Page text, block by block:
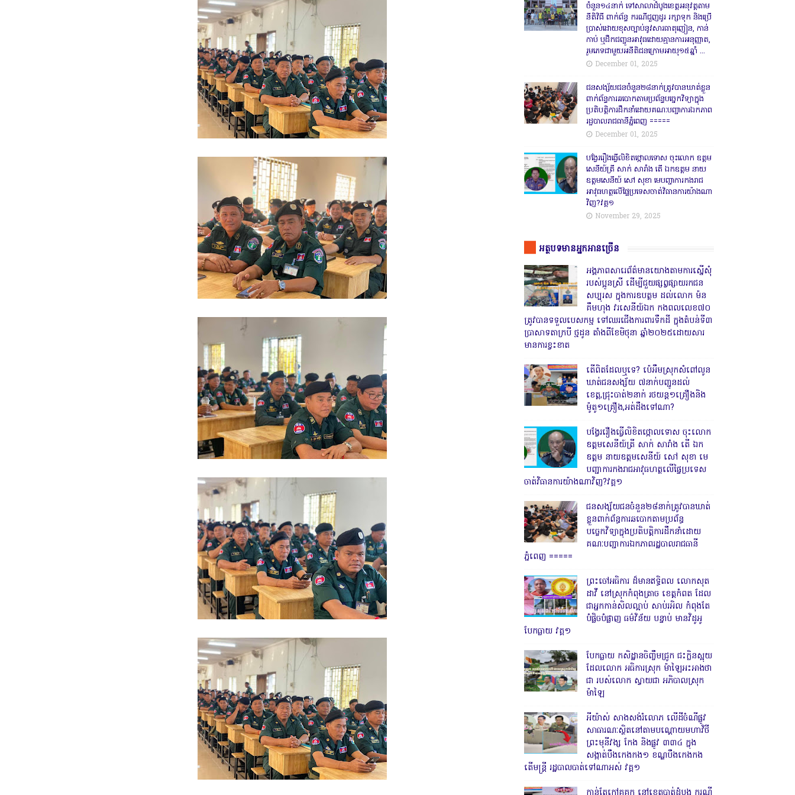
ចំនួន១៤នាក់ ទៅសាលាដំបូងខេត្តឣនុវត្តតាម
នីតិវិធី ពាក់ព័ន្ធ ករណីជួញដូរ រក្សាទុក និងប្រើ
ប្រាស់ដោយខុសច្បាប់នូវសារធាតុញៀន, កាន់
កាប់ ឬដឹកជញ្ជូនអាវុធដោយគ្មានការអនុញ្ញាត,
រួមភេទជាមួយអនីតិជនក្រោមអាយុ១៥ឆ្នាំ ...
December 01, 2025
ជនសង្ស័យជនចំនួន២៨នាក់ត្រូវបានឃាត់ខ្លួន
ពាក់ព័ន្ធការឆបោកតាមប្រព័ន្ធបច្ចេកវិទ្យាក្នុង
ប្រតិបត្តិការដឹកនាំដោយគណៈបញ្ជាការឯកភាព
រដ្ឋបាលរាជធានីភ្នំពេញ ‎=====
December 01, 2025
បង្វែររឿងធ្វើលិខិតថ្កោលទោស ចុះលោក ឧត្តម
សេនីយ៍ត្រី សាក់ សារាំង តើ ឯកឧត្តម នាយ
ឧត្តមសេនីយ៍ សៅ សុខា មេបញ្ជាការកងរាជ
អាវុធហត្ថលើផ្ទៃប្រទេសចាត់វិធានការយ៉ាងណា
វិញ?វគ្គ១
November 29, 2025
អត្ថបទមានអ្នកអានច្រើន
អង្គភាពសារេព័ត៌មានយោងតាមការស្នើសុំ
របស់ប្អូនស្រី ដើម្បីជួយផ្សព្វផ្សាយរកជន
សប្បុរស ក្នុងការឧបត្ថម ដល់លោក ម៉ន
គឹមហុង វរសេនីយ៍ឯក កងពលលេខ៧០
ត្រូវបានទទួលបេសកម្ម ទៅឈរជើងការពារទឹកដី ក្នុងតំបន់ទី៣
ប្រាសាទតាក្របី ថ្មដូន តាំងពីខែមិថុនា ឆ្នាំ២០២៥ដោយសារ
មានការខ្វះខាត
តើពិតដែលឬទេ? ប៉េអឹមស្រុកសំពៅលូន
ឃាត់ជនសង្ស័យ ៧នាក់បញ្ជូនដល់
ខេត្ត,ជ្រុះបាត់២នាក់ រថយន្ត១គ្រឿងនិង
ម៉ូតូ១គ្រឿង,អត់ដឹងទៅណា?
បង្វែររឿងធ្វើលិខិតថ្កោលទោស ចុះលោក
ឧត្តមសេនីយ៍ត្រី សាក់ សារាំង តើ ឯក
ឧត្តម នាយឧត្តមសេនីយ៍ សៅ សុខា មេ
បញ្ជាការកងរាជអាវុធហត្ថលើផ្ទៃប្រទេស
ចាត់វិធានការយ៉ាងណាវិញ?វគ្គ១
ជនសង្ស័យជនចំនួន២៨នាក់ត្រូវបានឃាត់
ខ្លួនពាក់ព័ន្ធការឆបោកតាមប្រព័ន្ធ
បច្ចេកវិទ្យាក្នុងប្រតិបត្តិការដឹកនាំដោយ
គណៈបញ្ជាការឯកភាពរដ្ឋបាលរាជធានី
ភ្នំពេញ ‎=====
ព្រះចៅអធិការ ដ៏មានឥទ្ធិពល លោកសុត
ដាវី នៅស្រុកកំពុងត្រាច ខេត្តកំពត ដែល
ជាអ្នកកាន់សិលល្អាប់ សាប់រអិល កំពុងតែ
បំផ្លិចបំផ្លាញ ធម៌វិន័យ បន្ទាប់ មានវិដូអូ
បែកធ្លាយ វគ្គ១
បែកធ្លាយ កសិដ្ឋានចិញ្ចឹមជ្រូក ជះក្លិនស្អុយ
ដែលលោក អធិការស្រុក ម៉ាឡៃអះអាងថា
ជា របស់លោក ស្វាយជា អភិបាលស្រុក
ម៉ាឡៃ
អីយ៉ាស់ សាងសង់រំលោភ លើដីចំណីផ្លូវ
សាធារណៈស្ថិតនៅតាមបណ្ដោយមហាវិថី
ព្រះមុនីវង្ស កែង និងផ្លូវ ៣៣៤ ក្នុង
សង្កាត់បឹងកេងកង១ ខណ្ឌបឹងកេងកង
តើមន្ត្រី រដ្ឋបាលបាត់ទៅណាអស់ វគ្គ១